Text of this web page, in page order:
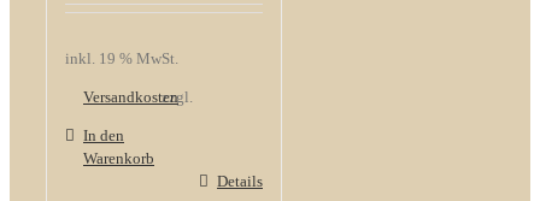
inkl. 19 % MwSt.
zzgl.
Versandkosten
In den
Warenkorb
Details